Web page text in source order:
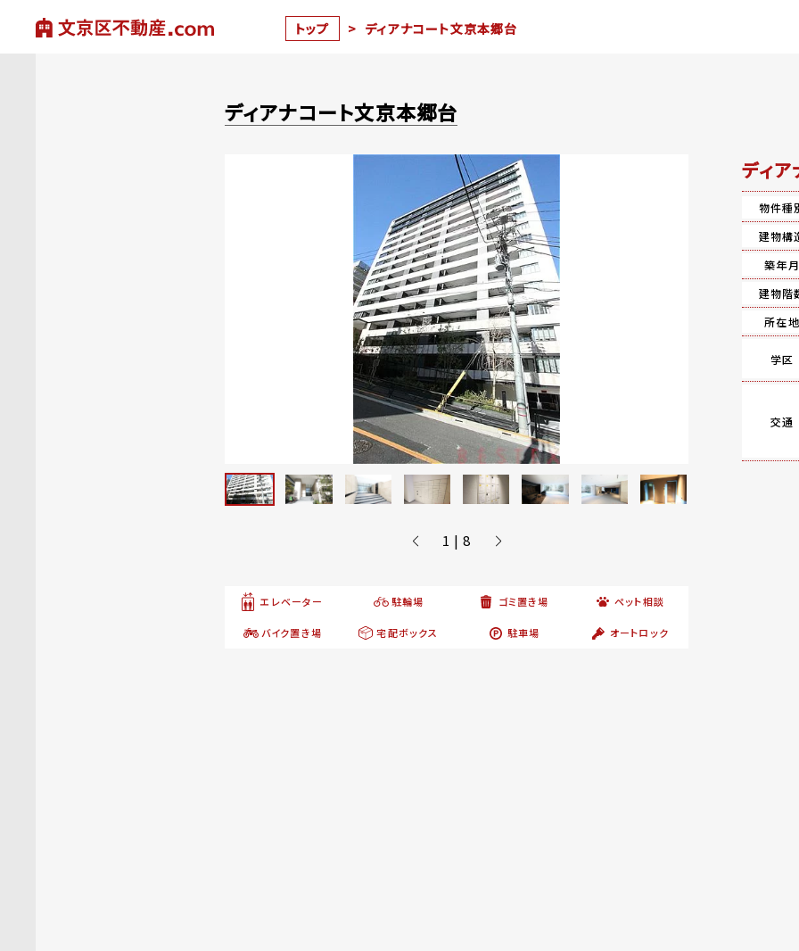
トップ > ディアナコート文京本郷台
ディアナコート文京本郷台
1 | 8
エレベーター 駐輪場 ゴミ置き場 ペット相談
バイク置き場 宅配ボックス 駐車場 オートロック
ディ
物件種
建物構
築年月
建物階
所在地
学区
交通